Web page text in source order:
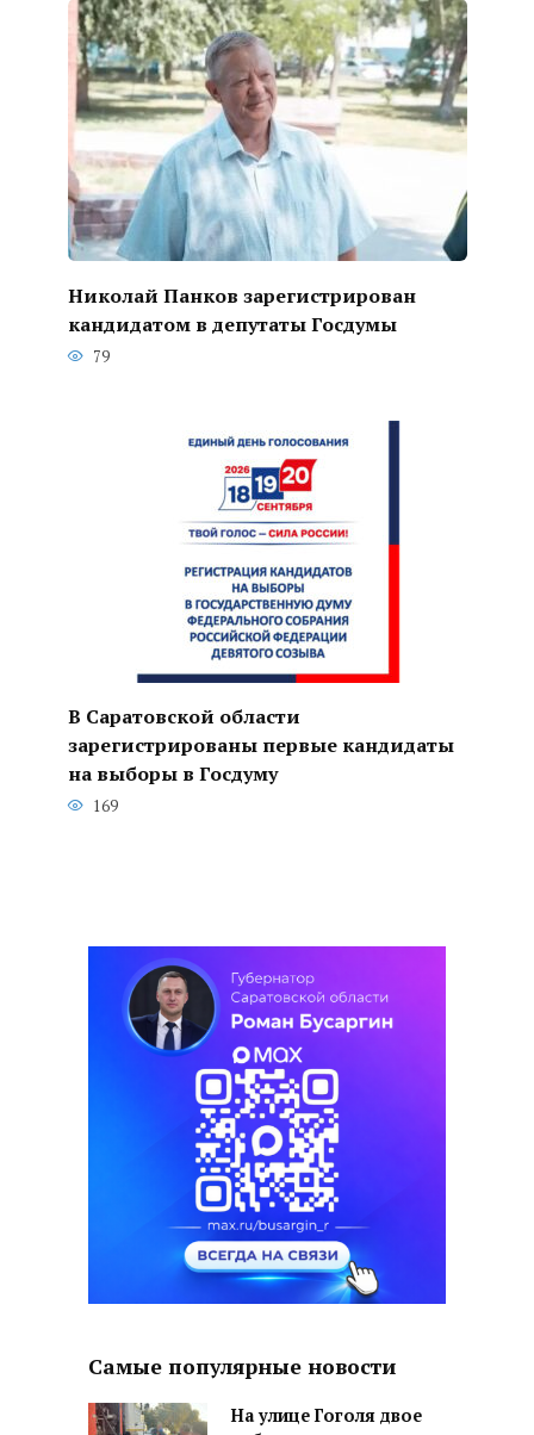
Николай Панков зарегистрирован
кандидатом в депутаты Госдумы
79
В Саратовской области
зарегистрированы первые кандидаты
на выборы в Госдуму
169
Самые популярные новости
На улице Гоголя двое